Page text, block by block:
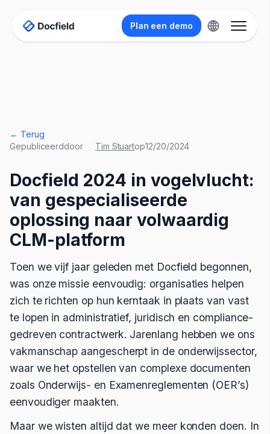
Plan een demo
← Terug
Gepubliceerddoor Tim Stuartop12/20/2024
Docfield 2024 in vogelvlucht:
van gespecialiseerde
oplossing naar volwaardig
CLM-platform
Toen we vijf jaar geleden met Docfield begonnen,
was onze missie eenvoudig: organisaties helpen
zich te richten op hun kerntaak in plaats van vast
te lopen in administratief, juridisch en compliance-
gedreven contractwerk. Jarenlang hebben we ons
vakmanschap aangescherpt in de onderwijssector,
waar we het opstellen van complexe documenten
zoals Onderwijs- en Examenreglementen (OER’s)
eenvoudiger maakten.
Maar we wisten altijd dat we meer konden doen. In